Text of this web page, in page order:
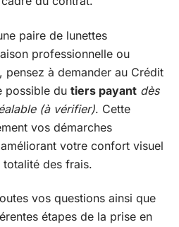
paire de lunettes
professionnelle ou
pensez à demander au Crédit
possible du tiers payant dès
(à vérifier). Cette
vos démarches
votre confort visuel
totalité des frais.
vos questions ainsi que
étapes de la prise en